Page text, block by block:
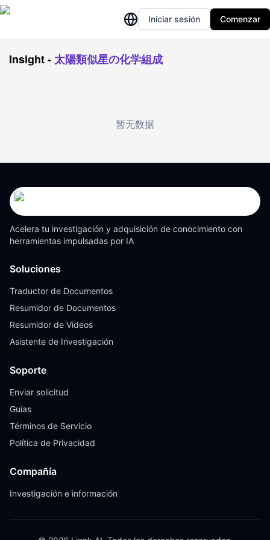
Iniciar sesión Comenzar
Insight- 太陽類似星の化学組成
暂无数据
Acelera tu investigación y adquisición de conocimiento con
herramientas impulsadas por IA
Soluciones
Traductor de Documentos
Resumidor de Documentos
Resumidor de Videos
Asistente de Investigación
Soporte
Enviar solicitud
Guías
Términos de Servicio
Política de Privacidad
Compañía
Investigación e información